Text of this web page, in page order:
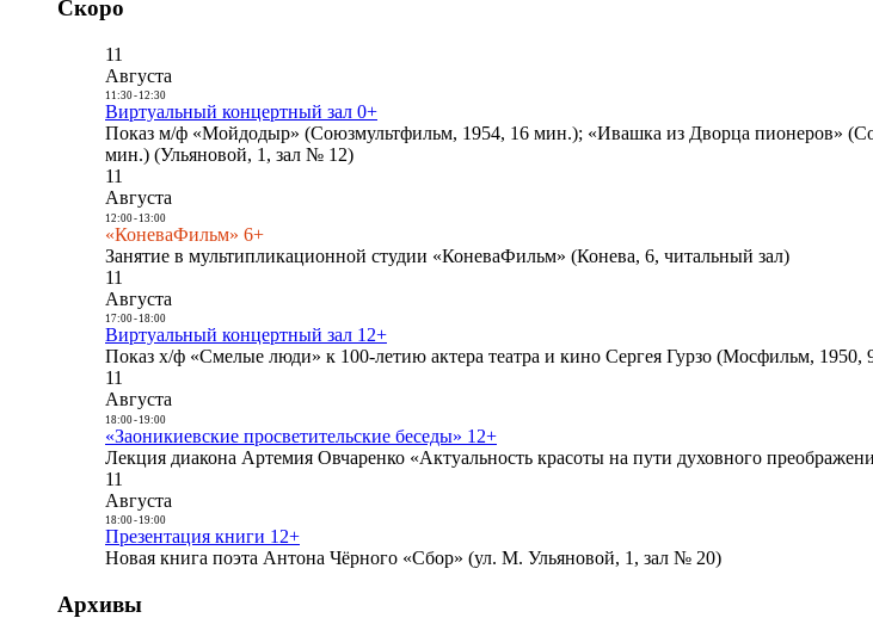
Скоро
11
Августа
11:30- 12:30
Виртуальный концертный зал 0+
Показ м/ф «Мойдодыр» (Союзмультфильм, 1954, 16 мин.); «Ивашка из Дворца пионеров»
мин.) (Ульяновой, 1, зал № 12)
11
Августа
12:00- 13:00
«КоневаФильм» 6+
Занятие в мультипликационной студии «КоневаФильм» (Конева, 6, читальный зал)
11
Августа
17:00- 18:00
Виртуальный концертный зал 12+
Показ х/ф «Смелые люди» к 100-летию актера театра и кино Сергея Гурзо (Мосфильм,
11
Августа
18:00- 19:00
«Заоникиевские просветительские беседы» 12+
Лекция диакона Артемия Овчаренко «Актуальность красоты на пути духовного
11
Августа
18:00- 19:00
Презентация книги 12+
Новая книга поэта Антона Чёрного «Сбор» (ул. М. Ульяновой, 1, зал № 20)
Архивы